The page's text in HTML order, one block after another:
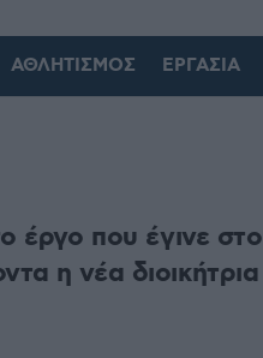
ΑΘΛΗΤΙΣΜΌΣ ΕΡΓΑΣΊΑ
έργο που έγινε στο
η νέα διοικήτρια